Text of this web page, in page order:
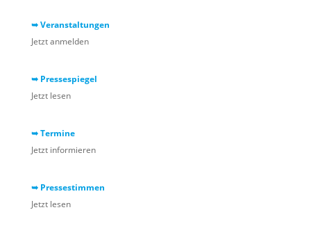
➥ Veranstaltungen
Jetzt anmelden
➥ Pressespiegel
Jetzt lesen
➥ Termine
Jetzt informieren
➥ Pressestimmen
Jetzt lesen